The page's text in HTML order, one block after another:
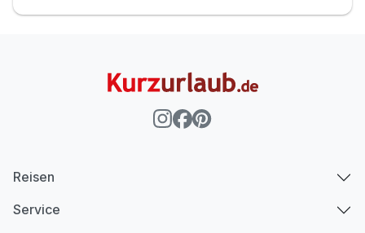
Reisen
Service